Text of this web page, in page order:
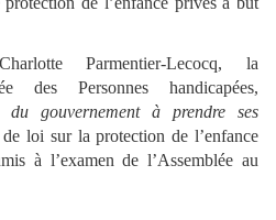
Parmentier-Lecocq, la
des Personnes handicapées,
du gouvernement à prendre ses
loi sur la protection de l’enfance
à l’examen de l’Assemblée au